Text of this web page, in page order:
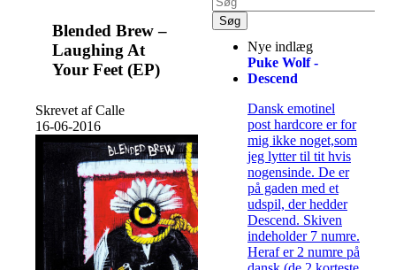
Blended Brew –
Laughing At
Your Feet (EP)
Skrevet af Calle
16-06-2016
Nye indlæg
Puke Wolf -
Descend
Dansk emotinel
post hardcore er for
mig ikke noget,som
jeg lytter til tit hvis
nogensinde. De er
på gaden med et
udspil, der hedder
Descend. Skiven
indeholder 7 numre.
Heraf er 2 numre på